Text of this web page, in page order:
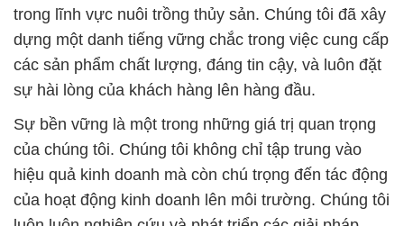
trong lĩnh vực nuôi trồng thủy sản. Chúng tôi đã xây
dựng một danh tiếng vững chắc trong việc cung cấp
các sản phẩm chất lượng, đáng tin cậy, và luôn đặt
sự hài lòng của khách hàng lên hàng đầu.
Sự bền vững là một trong những giá trị quan trọng
của chúng tôi. Chúng tôi không chỉ tập trung vào
hiệu quả kinh doanh mà còn chú trọng đến tác động
của hoạt động kinh doanh lên môi trường. Chúng tôi